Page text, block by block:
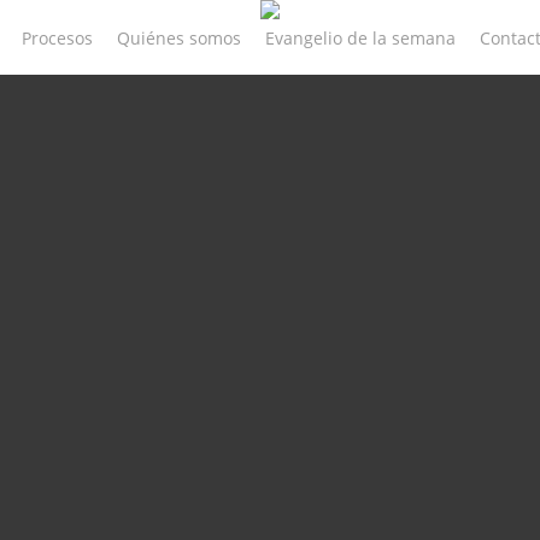
Procesos Quiénes somos Evangelio de la semana